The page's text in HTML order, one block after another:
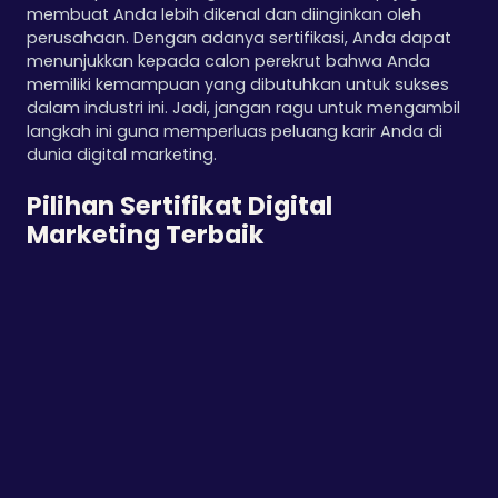
membuat Anda lebih dikenal dan diinginkan oleh
perusahaan. Dengan adanya sertifikasi, Anda dapat
menunjukkan kepada calon perekrut bahwa Anda
memiliki kemampuan yang dibutuhkan untuk sukses
dalam industri ini. Jadi, jangan ragu untuk mengambil
langkah ini guna memperluas peluang karir Anda di
dunia digital marketing.
Pilihan Sertifikat Digital
Marketing Terbaik